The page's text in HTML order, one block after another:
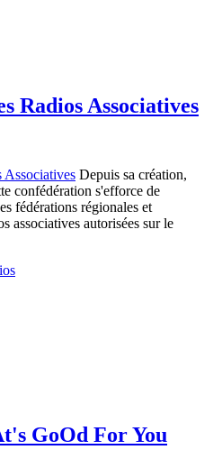
Radios Associatives
Depuis sa création,
confédération s'efforce de
fédérations régionales et
associatives autorisées sur le
GoOd For You